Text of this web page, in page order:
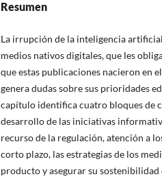
Resumen
La irrupción de la inteligencia
medios nativos digitales, que les
que estas publicaciones nacieron en
genera dudas sobre sus prioridades
capítulo identifica cuatro bloques de
desarrollo de las iniciativas
recurso de la regulación, atención a
corto plazo, las estrategias de los
producto y asegurar su